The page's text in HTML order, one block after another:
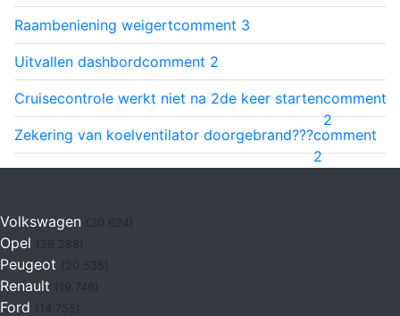
Raambeniening weigertcomment 3
Uitvallen dashbordcomment 2
Cruisecontrole werkt niet na 2de keer startencomment
2
Zekering van koelventilator doorgebrand???comment
2
Volkswagen (30.624)
Opel
Peugeot
Renault (19.746)
Ford (14.755)